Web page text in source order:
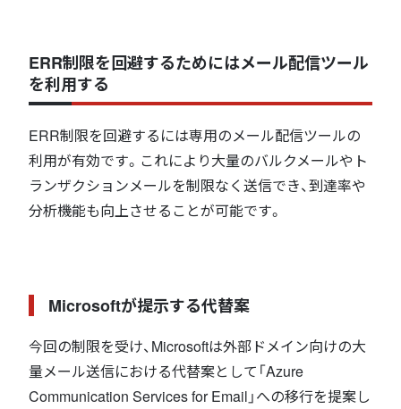
ERR制限を回避するためにはメール配信ツール
を利用する
ERR制限を回避するには専用のメール配信ツールの
利用が有効です。これにより大量のバルクメールやト
ランザクションメールを制限なく送信でき、到達率や
分析機能も向上させることが可能です。
Microsoftが提示する代替案
今回の制限を受け、Microsoftは外部ドメイン向けの大
量メール送信における代替案として「Azure
Communication Services for Email」への移行を提案し